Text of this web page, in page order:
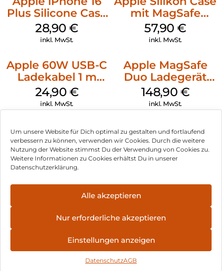
Um unsere Website für Dich optimal zu gestalten und fortlaufend
verbessern zu können, verwenden wir Cookies. Durch die weitere
Nutzung der Website stimmst Du der Verwendung von Cookies zu.
Weitere Informationen zu Cookies erhältst Du in unserer
Datenschutzerklärung.
Alle akzeptieren
Nur erforderliche akzeptieren
Einstellungen anzeigen
DatenschutzAGB
Plus Silicone Case
MagSafe Black
28,90€
inkl. MwSt.
mit MagSafe
iPhone 14 Pro
(PRODUCT)RED
57,90€
inkl. MwSt.
Apple 60W USB-C
Ladekabel 1 m
Weiß
24,90 €
inkl. MwSt.
Apple MagSafe
Duo Ladegerät
Weiß
148,90 €
inkl. MwSt.
Impressum
Hinweis zur Batterieentsorgung
Newsletter
, Brodos AG – All Rights Reserved.